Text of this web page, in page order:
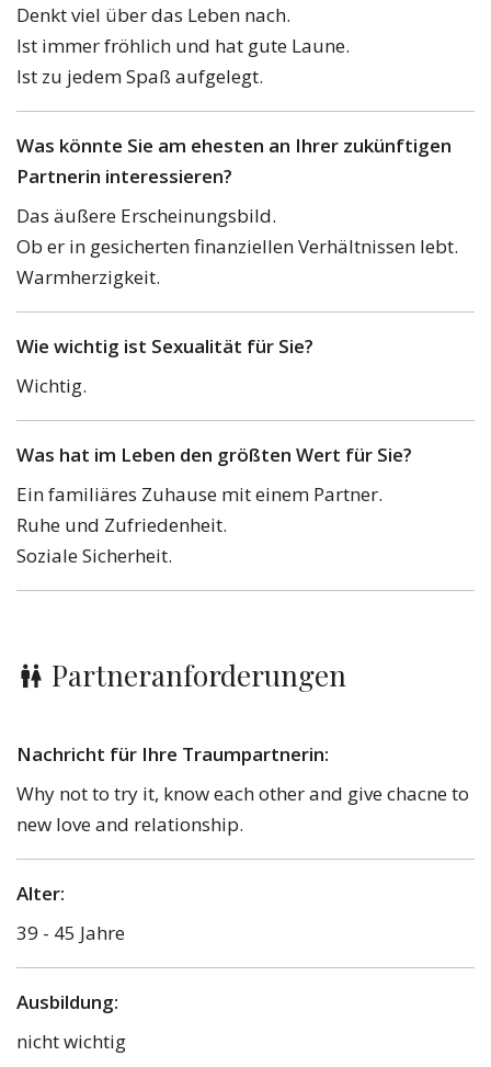
Denkt viel über das Leben nach.
Ist immer fröhlich und hat gute Laune.
Ist zu jedem Spaß aufgelegt.
Was könnte Sie am ehesten an Ihrer zukünftigen
Partnerin interessieren?
Das äußere Erscheinungsbild.
Ob er in gesicherten finanziellen Verhältnissen lebt.
Warmherzigkeit.
Wie wichtig ist Sexualität für Sie?
Wichtig.
Was hat im Leben den größten Wert für Sie?
Ein familiäres Zuhause mit einem Partner.
Ruhe und Zufriedenheit.
Soziale Sicherheit.
Partneranforderungen
Nachricht für Ihre Traumpartnerin:
Why not to try it, know each other and give chacne to
new love and relationship.
Alter:
39 - 45 Jahre
Ausbildung:
nicht wichtig